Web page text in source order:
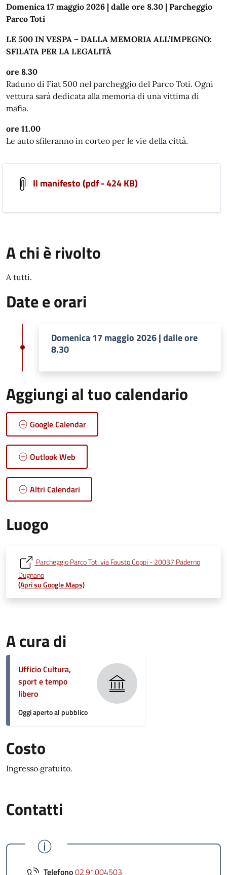
Domenica 17 maggio 2026 | dalle ore 8.30 | Parcheggio
Parco Toti
LE 500 IN VESPA – DALLA MEMORIA ALL’IMPEGNO:
SFILATA PER LA LEGALITÀ
ore 8.30
Raduno di Fiat 500 nel parcheggio del Parco Toti. Ogni
vettura sarà dedicata alla memoria di una vittima di
mafia.
ore 11.00
Le auto sfileranno in corteo per le vie della città.
Il manifesto (pdf - 424 KB)
A chi è rivolto
A tutti.
Date e orari
Domenica 17 maggio 2026 | dalle ore
8.30
Aggiungi al tuo calendario
Google Calendar
Outlook Web
Altri Calendari
Luogo
Parcheggio Parco Toti via Fausto Coppi - 20037 Paderno
Dugnano
(Apri su Google Maps)
A cura di
Ufficio Cultura,
sport e tempo
libero
Oggi aperto al pubblico
Costo
Ingresso gratuito.
Contatti
Telefono02.91004503